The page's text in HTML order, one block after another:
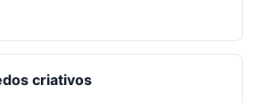
criativos